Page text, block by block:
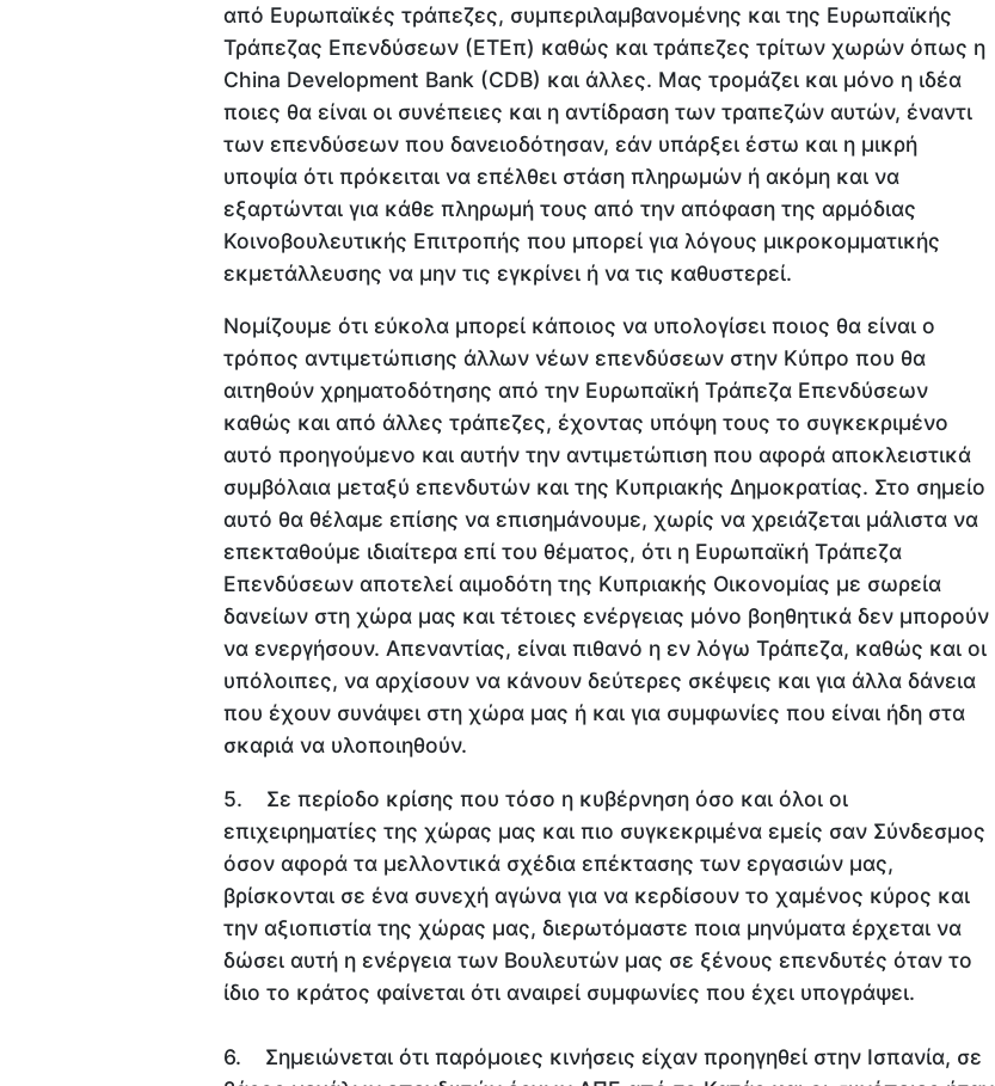
από Ευρωπαϊκές τράπεζες, συμπεριλαμβανομένης και της Ευρωπαϊκής
Τράπεζας Επενδύσεων (ΕΤΕπ) καθώς και τράπεζες τρίτων χωρών όπως η
China Development Bank (CDB) και άλλες. Μας τρομάζει και μόνο η ιδέα
ποιες θα είναι οι συνέπειες και η αντίδραση των τραπεζών αυτών, έναντι
των επενδύσεων που δανειοδότησαν, εάν υπάρξει έστω και η μικρή
υποψία ότι πρόκειται να επέλθει στάση πληρωμών ή ακόμη και να
εξαρτώνται για κάθε πληρωμή τους από την απόφαση της αρμόδιας
Κοινοβουλευτικής Επιτροπής που μπορεί για λόγους μικροκομματικής
εκμετάλλευσης να μην τις εγκρίνει ή να τις καθυστερεί.
Νομίζουμε ότι εύκολα μπορεί κάποιος να υπολογίσει ποιος θα είναι ο
τρόπος αντιμετώπισης άλλων νέων επενδύσεων στην Κύπρο που θα
αιτηθούν χρηματοδότησης από την Ευρωπαϊκή Τράπεζα Επενδύσεων
καθώς και από άλλες τράπεζες, έχοντας υπόψη τους το συγκεκριμένο
αυτό προηγούμενο και αυτήν την αντιμετώπιση που αφορά αποκλειστικά
συμβόλαια μεταξύ επενδυτών και της Κυπριακής Δημοκρατίας. Στο σημείο
αυτό θα θέλαμε επίσης να επισημάνουμε, χωρίς να χρειάζεται μάλιστα να
επεκταθούμε ιδιαίτερα επί του θέματος, ότι η Ευρωπαϊκή Τράπεζα
Επενδύσεων αποτελεί αιμοδότη της Κυπριακής Οικονομίας με σωρεία
δανείων στη χώρα μας και τέτοιες ενέργειας μόνο βοηθητικά δεν μπορούν
να ενεργήσουν. Απεναντίας, είναι πιθανό η εν λόγω Τράπεζα, καθώς και οι
υπόλοιπες, να αρχίσουν να κάνουν δεύτερες σκέψεις και για άλλα δάνεια
που έχουν συνάψει στη χώρα μας ή και για συμφωνίες που είναι ήδη στα
σκαριά να υλοποιηθούν.
5. Σε περίοδο κρίσης που τόσο η κυβέρνηση όσο και όλοι οι
επιχειρηματίες της χώρας μας και πιο συγκεκριμένα εμείς σαν Σύνδεσμος
όσον αφορά τα μελλοντικά σχέδια επέκτασης των εργασιών μας,
βρίσκονται σε ένα συνεχή αγώνα για να κερδίσουν το χαμένος κύρος και
την αξιοπιστία της χώρας μας, διερωτόμαστε ποια μηνύματα έρχεται να
δώσει αυτή η ενέργεια των Βουλευτών μας σε ξένους επενδυτές όταν το
ίδιο το κράτος φαίνεται ότι αναιρεί συμφωνίες που έχει υπογράψει.
6. Σημειώνεται ότι παρόμοιες κινήσεις είχαν προηγηθεί στην Ισπανία, σε